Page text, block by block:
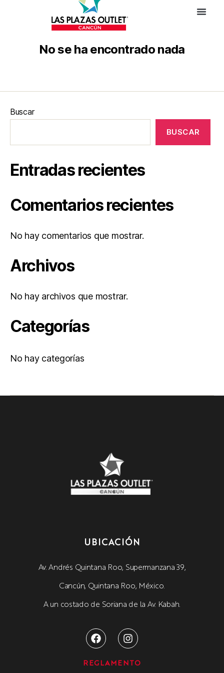
No se ha encontrado nada
Buscar
BUSCAR
Entradas recientes
Comentarios recientes
No hay comentarios que mostrar.
Archivos
No hay archivos que mostrar.
Categorías
No hay categorías
UBICACIÓN
Av. Andrés Quintana Roo, Supermanzana 39,
Cancún, Quintana Roo, México.
A un costado de Soriana de la Av. Kabah.
REGLAMENTO